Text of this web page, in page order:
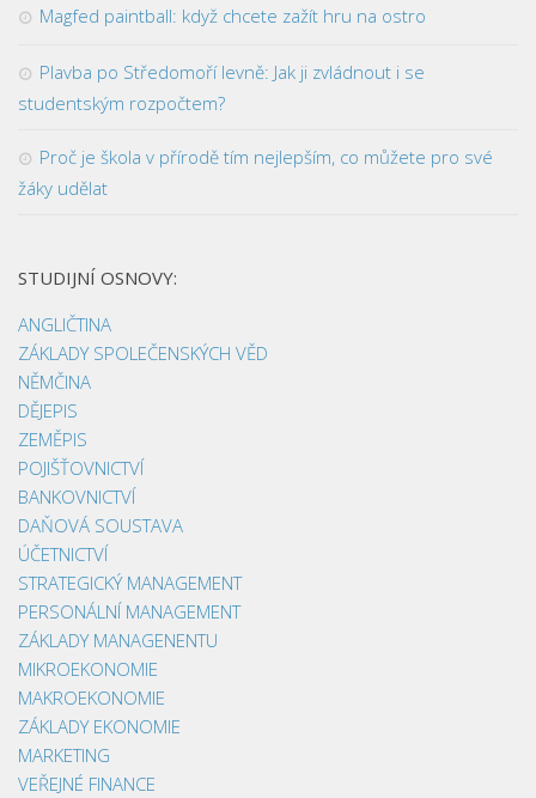
Magfed paintball: když chcete zažít hru na ostro
Plavba po Středomoří levně: Jak ji zvládnout i se
studentským rozpočtem?
Proč je škola v přírodě tím nejlepším, co můžete pro své
žáky udělat
STUDIJNÍ OSNOVY:
ANGLIČTINA
ZÁKLADY SPOLEČENSKÝCH VĚD
NĚMČINA
DĚJEPIS
ZEMĚPIS
POJIŠŤOVNICTVÍ
BANKOVNICTVÍ
DAŇOVÁ SOUSTAVA
ÚČETNICTVÍ
STRATEGICKÝ MANAGEMENT
PERSONÁLNÍ MANAGEMENT
ZÁKLADY MANAGENENTU
MIKROEKONOMIE
MAKROEKONOMIE
ZÁKLADY EKONOMIE
MARKETING
VEŘEJNÉ FINANCE